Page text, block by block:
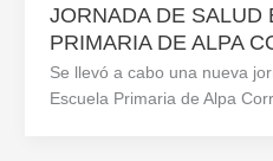
JORNADA DE SALUD
PRIMARIA DE ALPA
Se llevó a cabo una nueva
Escuela Primaria de Alpa